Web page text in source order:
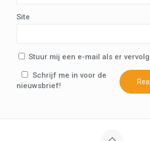
Site
Stuur mij een e-mail als er
Schrijf me in voor de
nieuwsbrief!